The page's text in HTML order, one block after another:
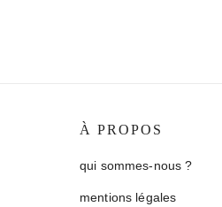
À PROPOS
qui sommes-nous ?
mentions légales